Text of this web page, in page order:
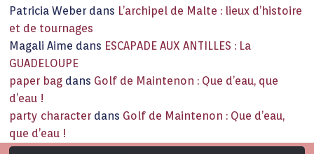
Patricia Weber dans L’archipel de Malte : lieux d’histoire
et de tournages
Magali Aime dans ESCAPADE AUX ANTILLES : La
GUADELOUPE
paper bag dans Golf de Maintenon : Que d’eau, que
d’eau !
party character dans Golf de Maintenon : Que d’eau,
que d’eau !